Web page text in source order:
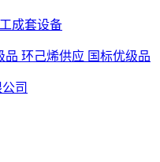
成套设备
环己烯供应 国标优级品
司